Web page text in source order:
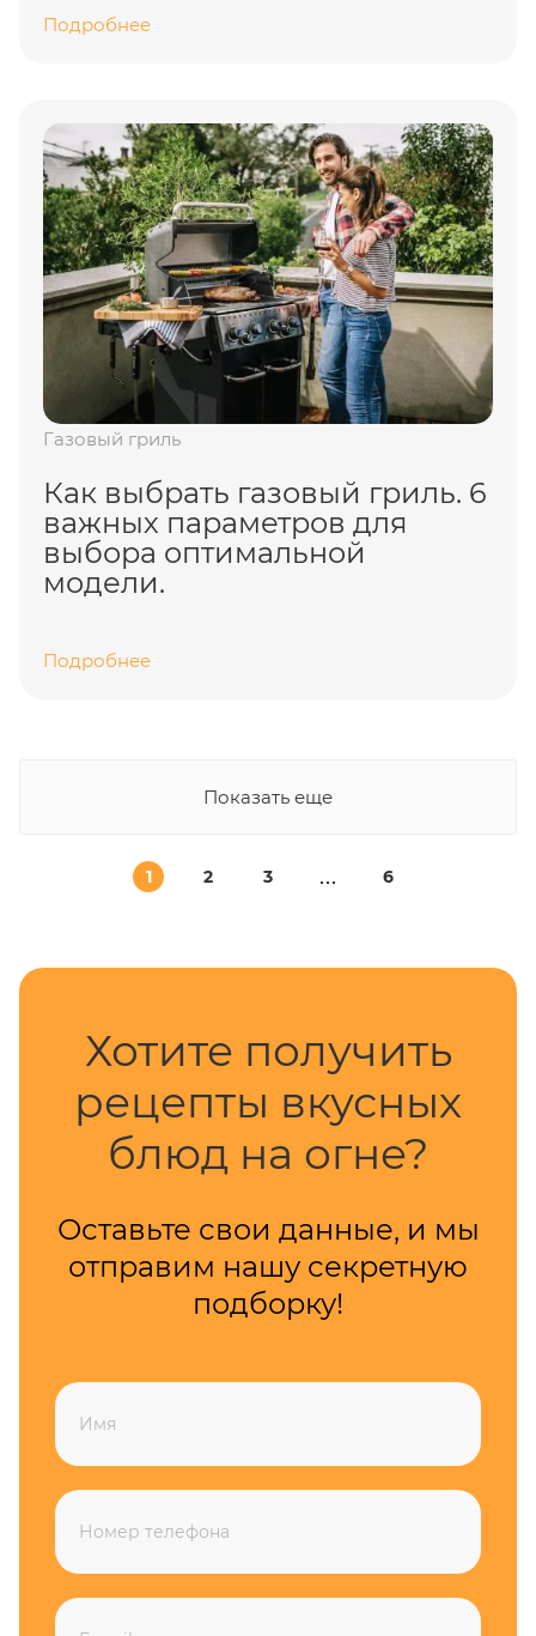
Подробнее
Газовый гриль
Как выбрать газовый гриль. 6
важных параметров для
выбора оптимальной
модели.
Подробнее
Показать еще
1 2 3 6
Хотите получить
рецепты вкусных
блюд на огне?
Оставьте свои данные, и мы
отправим нашу секретную
подборку!